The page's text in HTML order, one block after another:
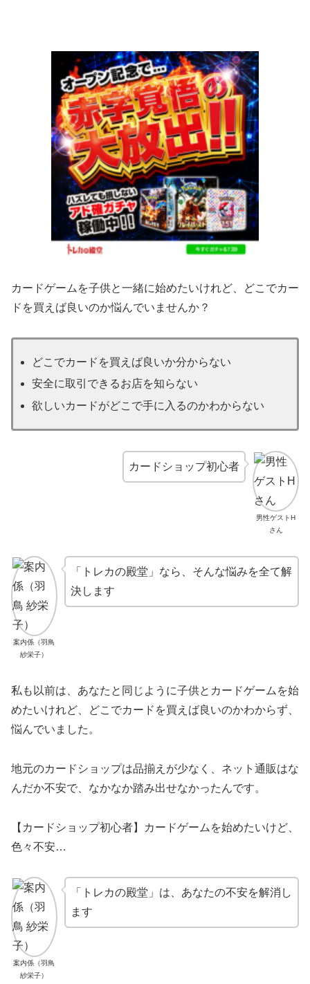
カードゲームを子供と一緒に始めたいけれど、どこでカー
ドを買えば良いのか悩んでいませんか？
どこでカードを買えば良いか分からない
安全に取引できるお店を知らない
欲しいカードがどこで手に入るのかわからない
男性ゲストH
さん
カードショップ初心者
案内係（羽鳥
紗栄子）
「トレカの殿堂」なら、そんな悩みを全て解
決します
私も以前は、あなたと同じように子供とカードゲームを始
めたいけれど、どこでカードを買えば良いのかわからず、
悩んでいました。
地元のカードショップは品揃えが少なく、ネット通販はな
んだか不安で、なかなか踏み出せなかったんです。
【カードショップ初心者】カードゲームを始めたいけど、
色々不安…
案内係（羽鳥
紗栄子）
「トレカの殿堂」は、あなたの不安を解消し
ます